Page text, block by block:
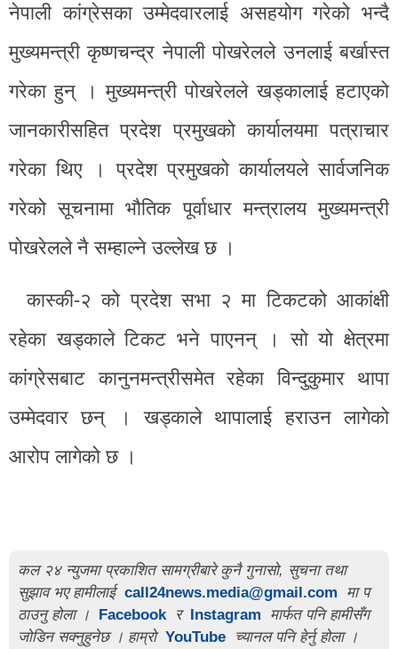
नेपाली कांग्रेसका उम्मेदवारलाई असहयोग गरेको भन्दै
मुख्यमन्त्री कृष्णचन्द्र नेपाली पोखरेलले उनलाई बर्खास्त
गरेका हुन् । मुख्यमन्त्री पोखरेलले खड्कालाई हटाएको
जानकारीसहित प्रदेश प्रमुखको कार्यालयमा पत्राचार
गरेका थिए । प्रदेश प्रमुखको कार्यालयले सार्वजनिक
गरेको सूचनामा भौतिक पूर्वाधार मन्त्रालय मुख्यमन्त्री
पोखरेलले नै सम्हाल्ने उल्लेख छ ।
कास्की-२ को प्रदेश सभा २ मा टिकटको आकांक्षी
रहेका खड्काले टिकट भने पाएनन् । सो यो क्षेत्रमा
कांग्रेसबाट कानुनमन्त्रीसमेत रहेका विन्दुकुमार थापा
उम्मेदवार छन् । खड्काले थापालाई हराउन लागेको
आरोप लागेको छ ।
कल २४ न्युजमा प्रकाशित सामग्रीबारे कुनै गुनासो, सुचना तथा
सुझाव भए हामीलाई call24news.media@gmail.com
मा प
ठाउनु होला ।
Facebook र Instagram
मार्फत पनि हामीसँग
जोडिन सक्नुहुनेछ । हाम्रो YouTube च्यानल पनि हेर्नु होला ।